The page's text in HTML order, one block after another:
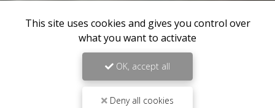
This site uses cookies and gives you control over
what you want to activate
OK, accept all
Deny all cookies